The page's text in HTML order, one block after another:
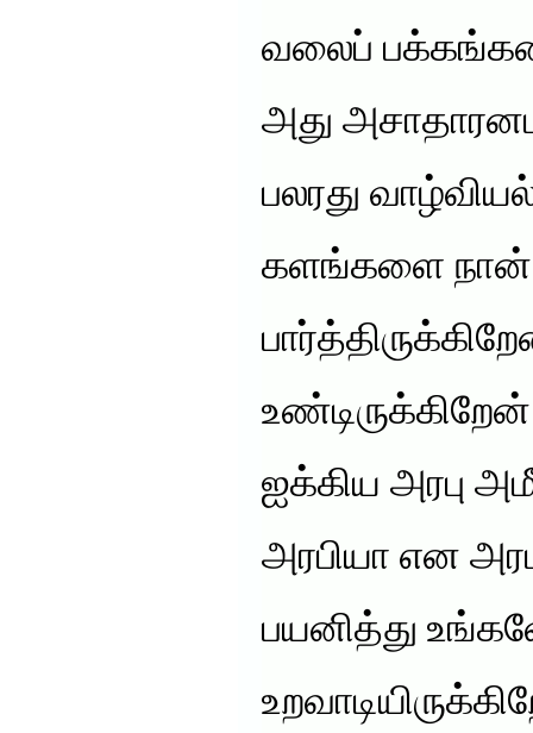
வலைப்
அது
பலரது
களங்களை நான்
ஐக்கிய அரபு
அரபியா என
பயனித்து